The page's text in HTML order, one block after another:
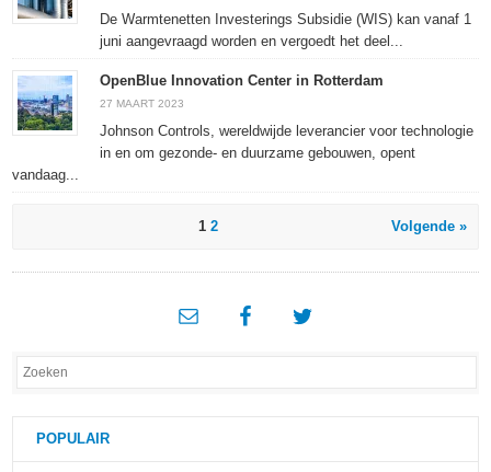
De Warmtenetten Investerings Subsidie (WIS) kan vanaf 1
juni aangevraagd worden en vergoedt het deel...
OpenBlue Innovation Center in Rotterdam
27 MAART 2023
Johnson Controls, wereldwijde leverancier voor technologie
in en om gezonde- en duurzame gebouwen, opent
vandaag...
1 2 Volgende »
POPULAIR